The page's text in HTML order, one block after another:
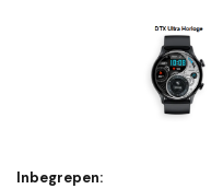
Inbegrepen: